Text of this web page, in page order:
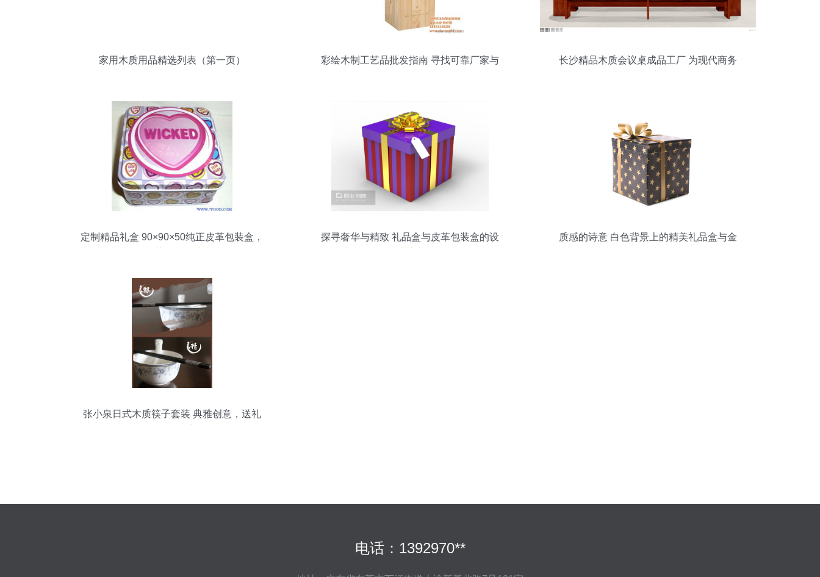
家用木质用品精选列表（第一页）
彩绘木制工艺品批发指南 寻找可靠厂家与
长沙精品木质会议桌成品工厂 为现代商务
定制精品礼盒 90×90×50纯正皮革包装盒，
探寻奢华与精致 礼品盒与皮革包装盒的设
质感的诗意 白色背景上的精美礼品盒与金
张小泉日式木质筷子套装 典雅创意，送礼
电话：1392970**